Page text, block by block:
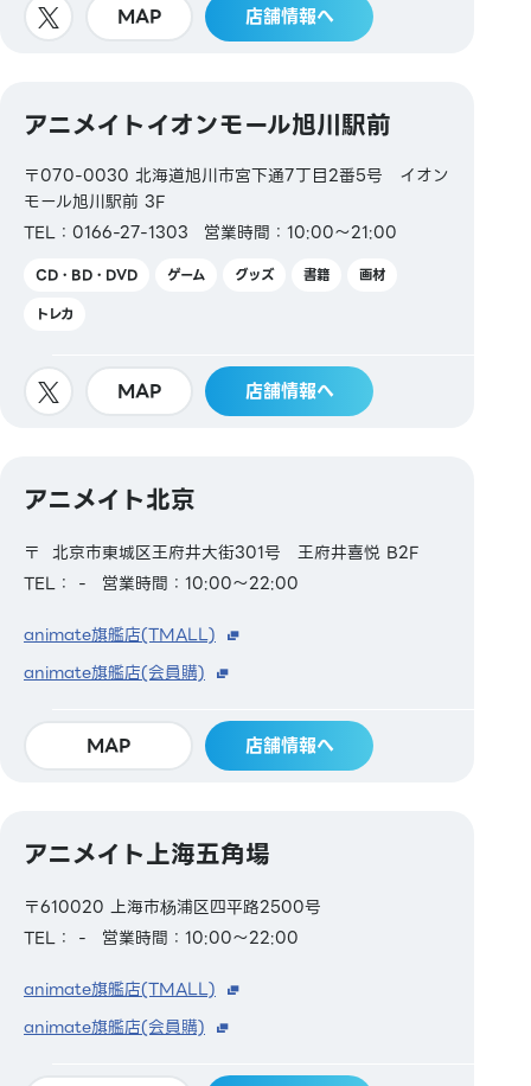
MAP 店舗情報へ
アニメイトイオンモール旭川駅前
〒070-0030 北海道旭川市宮下通7丁目2番5号 イオン
モール旭川駅前 3F
TEL：0166-27-1303
営業時間：10:00～21:00
CD・BD・DVD ゲーム グッズ 書籍
画材
トレカ
MAP 店舗情報へ
アニメイト北京
〒 北京市東城区王府井大街301号 王府井喜悦 B2F
TEL： -
営業時間：10:00～22:00
animate旗艦店(TMALL)
animate旗艦店(会員購)
MAP 店舗情報へ
アニメイト上海五角場
〒610020 上海市杨浦区四平路2500号
TEL： -
営業時間：10:00～22:00
animate旗艦店(TMALL)
animate旗艦店(会員購)